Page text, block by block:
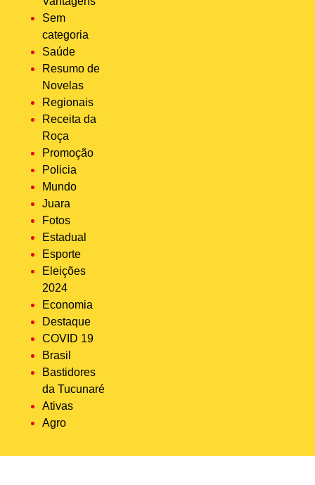
Sem
categoria
Saúde
Resumo de
Novelas
Regionais
Receita da
Roça
Promoção
Policia
Mundo
Juara
Fotos
Estadual
Esporte
Eleições
2024
Economia
Destaque
COVID 19
Brasil
Bastidores
da Tucunaré
Ativas
Agro